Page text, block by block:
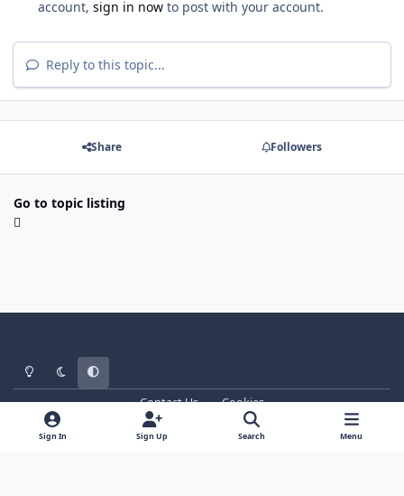
account, sign in now to post with your account.
Reply to this topic...
Share Followers
Go to topic listing
Light ModeDark ModeSystem Preference
Contact Us
Cookies
WT - http://www.ebattle.net
Powered byInvision Community
Sign In Sign Up Search Menu